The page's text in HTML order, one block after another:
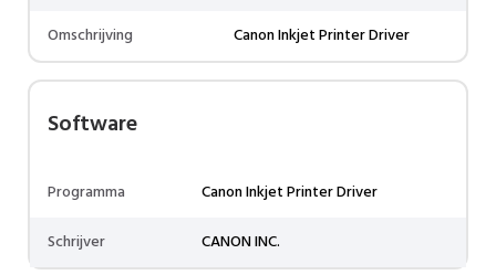
Omschrijving
Canon Inkjet Printer Driver
Software
Programma
Canon Inkjet Printer Driver
Schrijver
CANON INC.